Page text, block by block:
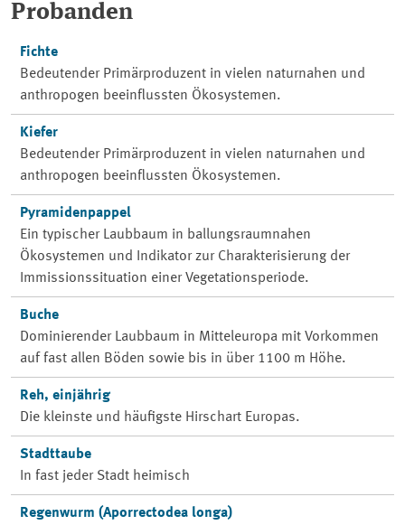
Probanden
Fichte
Bedeutender Primärproduzent in vielen naturnahen und
anthropogen beeinflussten Ökosystemen.
Kiefer
Bedeutender Primärproduzent in vielen naturnahen und
anthropogen beeinflussten Ökosystemen.
Pyramidenpappel
Ein typischer Laubbaum in ballungsraumnahen
Ökosystemen und Indikator zur Charakterisierung der
Immissionssituation einer Vegetationsperiode.
Buche
Dominierender Laubbaum in Mitteleuropa mit Vorkommen
auf fast allen Böden sowie bis in über 1100 m Höhe.
Reh, einjährig
Die kleinste und häufigste Hirschart Europas.
Stadttaube
In fast jeder Stadt heimisch
Regenwurm (Aporrectodea longa)